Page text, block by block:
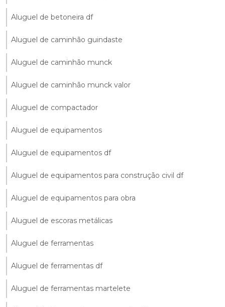
Aluguel de betoneira df
Aluguel de caminhão guindaste
Aluguel de caminhão munck
Aluguel de caminhão munck valor
Aluguel de compactador
Aluguel de equipamentos
Aluguel de equipamentos df
Aluguel de equipamentos para construção civil df
Aluguel de equipamentos para obra
Aluguel de escoras metálicas
Aluguel de ferramentas
Aluguel de ferramentas df
Aluguel de ferramentas martelete